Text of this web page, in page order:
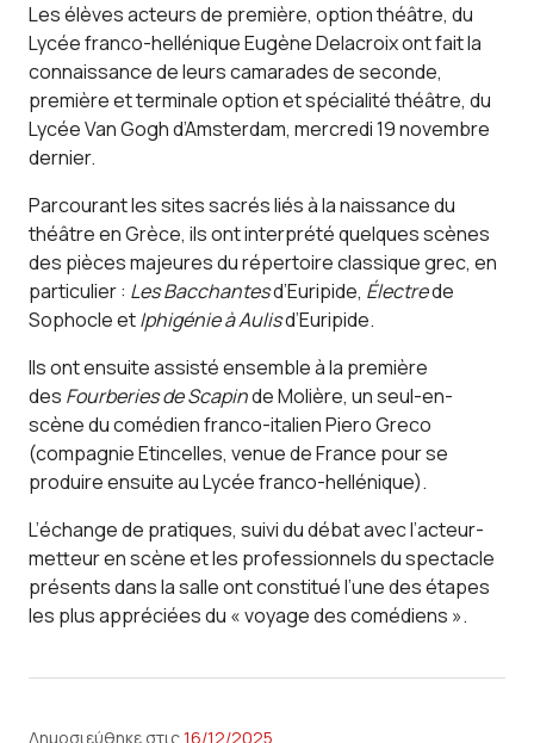
Les élèves acteurs de première, option théâtre, du
Lycée franco-hellénique Eugène Delacroix ont fait la
connaissance de leurs camarades de seconde,
première et terminale option et spécialité théâtre, du
Lycée Van Gogh d’Amsterdam, mercredi 19 novembre
dernier.
Parcourant les sites sacrés liés à la naissance du
théâtre en Grèce, ils ont interprété quelques scènes
des pièces majeures du répertoire classique grec, en
particulier : Les Bacchantesd’Euripide, Électrede
Sophocle etIphigénie à Aulisd’Euripide.
Ils ont ensuite assisté ensemble à la première
des Fourberies de Scapinde Molière, un seul-en-
scène du comédien franco-italien Piero Greco
(compagnie Etincelles, venue de France pour se
produire ensuite au Lycée franco-hellénique).
L’échange de pratiques, suivi du débat avec l’acteur-
metteur en scène et les professionnels du spectacle
présents dans la salle ont constitué l’une des étapes
les plus appréciées du « voyage des comédiens ».
Δημοσιεύθηκε στις 16/12/2025